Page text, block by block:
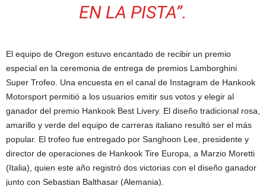
EN LA PISTA”.
El equipo de Oregon estuvo encantado de recibir un premio
especial en la ceremonia de entrega de premios Lamborghini
Super Trofeo. Una encuesta en el canal de Instagram de Hankook
Motorsport permitió a los usuarios emitir sus votos y elegir al
ganador del premio Hankook Best Livery. El diseño tradicional rosa,
amarillo y verde del equipo de carreras italiano resultó ser el más
popular. El trofeo fue entregado por Sanghoon Lee, presidente y
director de operaciones de Hankook Tire Europa, a Marzio Moretti
(Italia), quien este año registró dos victorias con el diseño ganador
junto con Sebastian Balthasar (Alemania).